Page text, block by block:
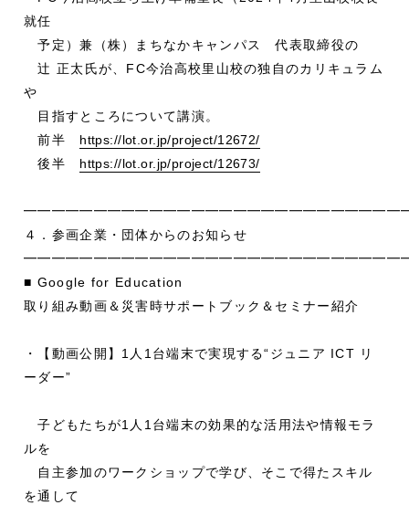
就任
予定）兼（株）まちなかキャンパス 代表取締役の
辻 正太氏が、FC今治高校里山校の独自のカリキュラム
や
目指すところについて講演。
前半 https://lot.or.jp/project/12672/
後半 https://lot.or.jp/project/12673/
４．参画企業・団体からのお知らせ
■ Google for Education
取り組み動画＆災害時サポートブック＆セミナー紹介
・【動画公開】1人1台端末で実現する“ジュニア ICT リ
ーダー”
子どもたちが1人1台端末の効果的な活用法や情報モラ
ルを
自主参加のワークショップで学び、そこで得たスキル
を通して